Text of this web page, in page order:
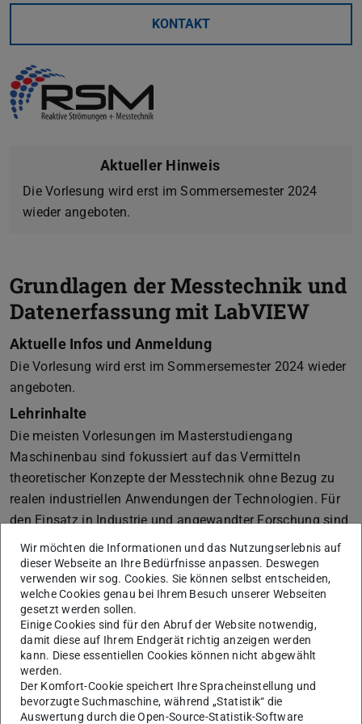
KONTAKT
Aktueller Hinweis
Die Vorlesung wird erst im Sommersemester 2024
wieder angeboten.
Grundlagen der Messtechnik und
Datenerfassung mit LabVIEW
Aktuelle Infos und Anmeldung
Die Vorlesung wird erst im Sommersemester 2024 wieder
angeboten.
Lehrinhalte
Die meisten Vorlesungen im Masterstudiengang
Maschinenbau sind fokussiert auf das Vermitteln
theoretischer Konzepte der Messtechnik ohne Bezug zu
realen industriellen Anwendungen der Technologien. Für
den Einsatz in Industrie und angewandter Forschung sind
jedoch praktische Erfahrungen notwendig um die
ingenieurtechnischen Herausforderungen bestehen zu
können.
Hierzu gehören Kenntnisse über kommerzielle
Sensorsysteme, Messprinzipien und
Datenerfassungshardware (DAQ-Hardware). Die Nutzung
einer in der Industrie weit verbreiteten
Programmierplattform auf Basis von LabVIEW sowie
moderner DAQ-Technologien soll den Studierenden die
Wir möchten die Informationen und das Nutzungserlebnis auf
dieser Webseite an Ihre Bedürfnisse anpassen. Deswegen
verwenden wir sog. Cookies. Sie können selbst entscheiden,
welche Cookies genau bei Ihrem Besuch unserer Webseiten
gesetzt werden sollen.
Einige Cookies sind für den Abruf der Website notwendig,
damit diese auf Ihrem Endgerät richtig anzeigen werden
kann. Diese essentiellen Cookies können nicht abgewählt
werden.
Der Komfort-Cookie speichert Ihre Spracheinstellung und
bevorzugte Suchmaschine, während „Statistik“ die
Auswertung durch die Open-Source-Statistik-Software